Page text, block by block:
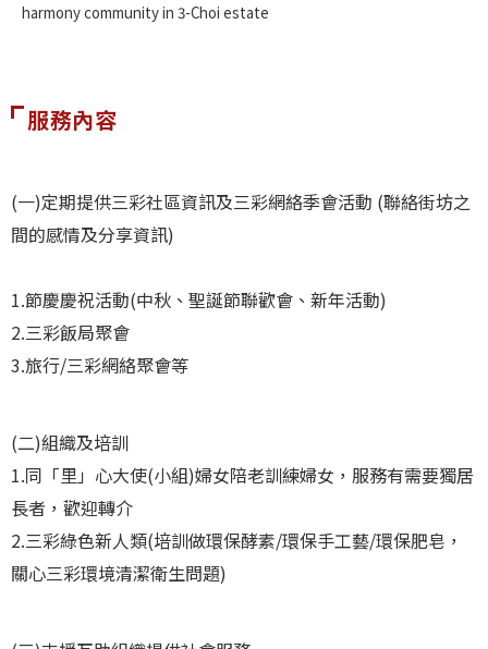
harmony community in 3-Choi estate
服務內容
(一)定期提供三彩社區資訊及三彩網絡季會活動 (聯絡街坊之
間的感情及分享資訊)
1.節慶慶祝活動(中秋、聖誕節聯歡會、新年活動)
2.三彩飯局聚會
3.旅行/三彩網絡聚會等
(二)組織及培訓
1.同「里」心大使(小組)婦女陪老訓練婦女，服務有需要獨居
長者，歡迎轉介
2.三彩綠色新人類(培訓做環保酵素/環保手工藝/環保肥皂，
關心三彩環境清潔衛生問題)